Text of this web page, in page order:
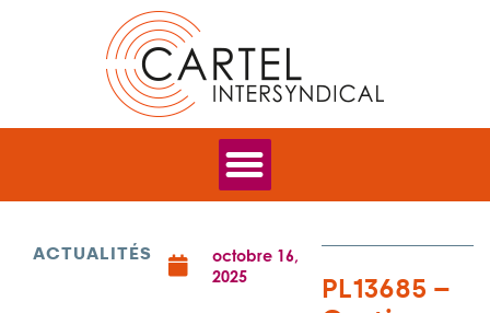
ACTUALITÉS
octobre 16,
2025
PL13685 –